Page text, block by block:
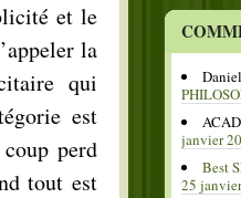
et le
la
qui
est
perd
tout est
janvier 20
Best
25